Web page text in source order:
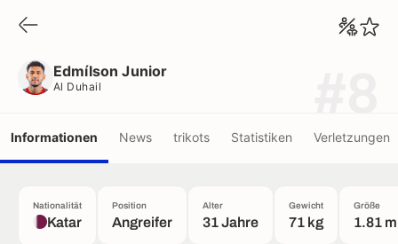
Edmílson Junior
Al Duhail
Informationen News trikots Statistiken Verletzungen
Nationalität
Katar
Position
Angreifer
Alter
31 Jahre
Gewicht
71 kg
Größe
1.81 m